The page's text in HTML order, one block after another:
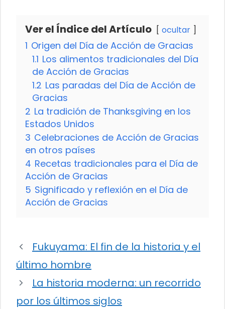
Ver el Índice del Artículo ocultar
1 Origen del Día de Acción de Gracias
1.1 Los alimentos tradicionales del Día
de Acción de Gracias
1.2 Las paradas del Día de Acción de
Gracias
2 La tradición de Thanksgiving en los
Estados Unidos
3 Celebraciones de Acción de Gracias
en otros países
4 Recetas tradicionales para el Día de
Acción de Gracias
5 Significado y reflexión en el Día de
Acción de Gracias
Fukuyama: El fin de la historia y el
último hombre
La historia moderna: un recorrido
por los últimos siglos